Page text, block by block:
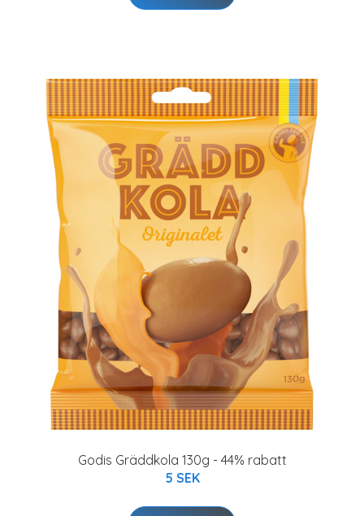
Godis Gräddkola 130g - 44% rabatt
5 SEK